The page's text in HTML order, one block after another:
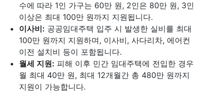
수에 따라 1인 가구는 60만 원, 2인은 80만 원, 3인
이상은 최대 100만 원까지 지원됩니다.
이사비: 공공임대주택 입주 시 발생한 실비를 최대
100만 원까지 지원하며, 이사비, 사다리차, 에어컨
이전 설치비 등이 포함됩니다.
월세 지원: 피해 이후 민간 임대주택에 전입한 경우
월 최대 40만 원, 최대 12개월간 총 480만 원까지
지원이 가능합니다.